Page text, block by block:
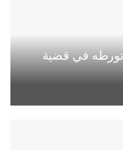
تورطه في قضية